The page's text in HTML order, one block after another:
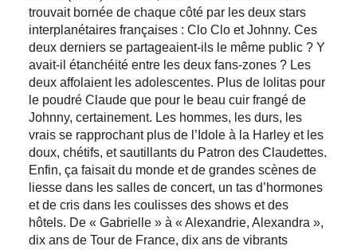
trouvait bornée de chaque côté par les deux stars
interplanétaires françaises : Clo Clo et Johnny. Ces
deux derniers se partageaient-ils le même public ? Y
avait-il étanchéité entre les deux fans-zones ? Les
deux affolaient les adolescentes. Plus de lolitas pour
le poudré Claude que pour le beau cuir frangé de
Johnny, certainement. Les hommes, les durs, les
vrais se rapprochant plus de l’Idole à la Harley et les
doux, chétifs, et sautillants du Patron des Claudettes.
Enfin, ça faisait du monde et de grandes scènes de
liesse dans les salles de concert, un tas d’hormones
et de cris dans les coulisses des shows et des
hôtels. De « Gabrielle » à « Alexandrie, Alexandra »,
dix ans de Tour de France, dix ans de vibrants